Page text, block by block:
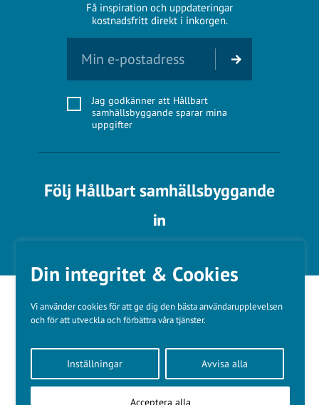
Din integritet & Cookies
Vi använder cookies för att ge dig den bästa användarupplevelsen
och för att utveckla och förbättra våra tjänster.
Inställningar Avvisa alla
Acceptera alla
Få inspiration och uppdateringar
kostnadsfritt direkt i inkorgen.
Jag godkänner att Hållbart
samhällsbyggande sparar mina
uppgifter
Följ Hållbart samhällsbyggande
Kundtjänst